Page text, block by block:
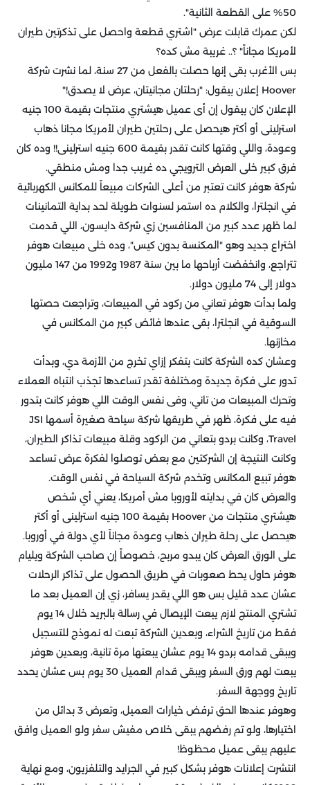
50% على القطعة الثانية".
لكن عمرك قابلت عرض "اشتري قطعة واحصل على تذكرتين طيران
لأمريكا مجاناً" ؟.. غريبة مش كده؟
بس الأغرب بقى إنها حصلت بالفعل من 27 سنة، لما نشرت شركة
Hoover إعلان بيقول: "رحلتان مجانيتان، عرض لا يصدق!"
الإعلان كان بيقول إن أى عميل هيشتري منتجات بقيمة 100 جنيه
استرلينى أو أكتر هيحصل على رحلتين طيران لأمريكا مجانا ذهاب
وعودة، واللي وقتها كانت تقدر بقيمة 600 جنيه استرلينى!! وده كان
فرق كبير خلى العرض الترويجي ده غريب جدا ومش منطقي.
شركة هوفر كانت تعتبر من أعلى الشركات مبيعاً للمكانس الكهربائية
في انجلترا، والكلام ده استمر لسنوات طويلة لحد بداية التمانينات
لما ظهر عدد كبير من المنافسين زي شركة دايسون، اللي قدمت
اختراع جديد وهو "المكنسة بدون كيس"، وده خلى مبيعات هوفر
تتراجع، وانخفضت أرباحها ما بين سنة 1987 و1992 من 147 مليون
دولار إلى 74 مليون دولار.
ولما بدأت هوفر تعاني من ركود في المبيعات، وتراجعت حصتها
السوقية في انجلترا، بقى عندها فائض كبير من المكانس في
مخازنها.
وعشان كده الشركة كانت بتفكر إزاي تخرج من الأزمة دي، وبدأت
تدور على فكرة جديدة ومختلفة تقدر تساعدها تجذب انتباه العملاء
وتحرك المبيعات من تاني، وفى نفس الوقت اللي هوفر كانت بتدور
فيه على فكرة، ظهر في طريقها شركة سياحة صغيرة أسمها JSI
Travel، وكانت بردو بتعاني من الركود وقلة مبيعات تذاكر الطيران،
وكانت النتيجة إن الشركتين مع بعض توصلوا لفكرة عرض تساعد
هوفر تبيع المكانس وتخدم شركة السياحة في نفس الوقت.
والعرض كان في بدايته لأوروبا مش أمريكا، يعني أي شخص
هيشتري منتجات من Hoover بقيمة 100 جنيه استرلينى أو أكتر
هيحصل على رحلة طيران ذهاب وعودة مجاناً لأي دولة في أوروبا.
على الورق العرض كان يبدو مربح، خصوصاً إن صاحب الشركة ويليام
هوفر حاول يحط صعوبات في طريق الحصول على تذاكر الرحلات
عشان عدد قليل بس هو اللي يقدر يسافر، زي إن العميل بعد ما
تشتري المنتج لازم يبعت الإيصال في رسالة بالبريد خلال 14 يوم
فقط من تاريخ الشراء، وبعدين الشركة تبعت له نموذج للتسجيل
ويبقى قدامه بردو 14 يوم عشان يبعتها مرة تانية، وبعدين هوفر
يبعت لهم ورق السفر ويبقى قدام العميل 30 يوم بس عشان يحدد
تاريخ ووجهة السفر.
وهوفر عندها الحق ترفض خيارات العميل، وتعرض 3 بدائل من
اختيارها، ولو تم رفضهم يبقى خلاص مفيش سفر ولو العميل وافق
عليهم يبقى عميل محظوظ!
انتشرت إعلانات هوفر بشكل كبير في الجرايد والتلفزيون، ومع نهاية